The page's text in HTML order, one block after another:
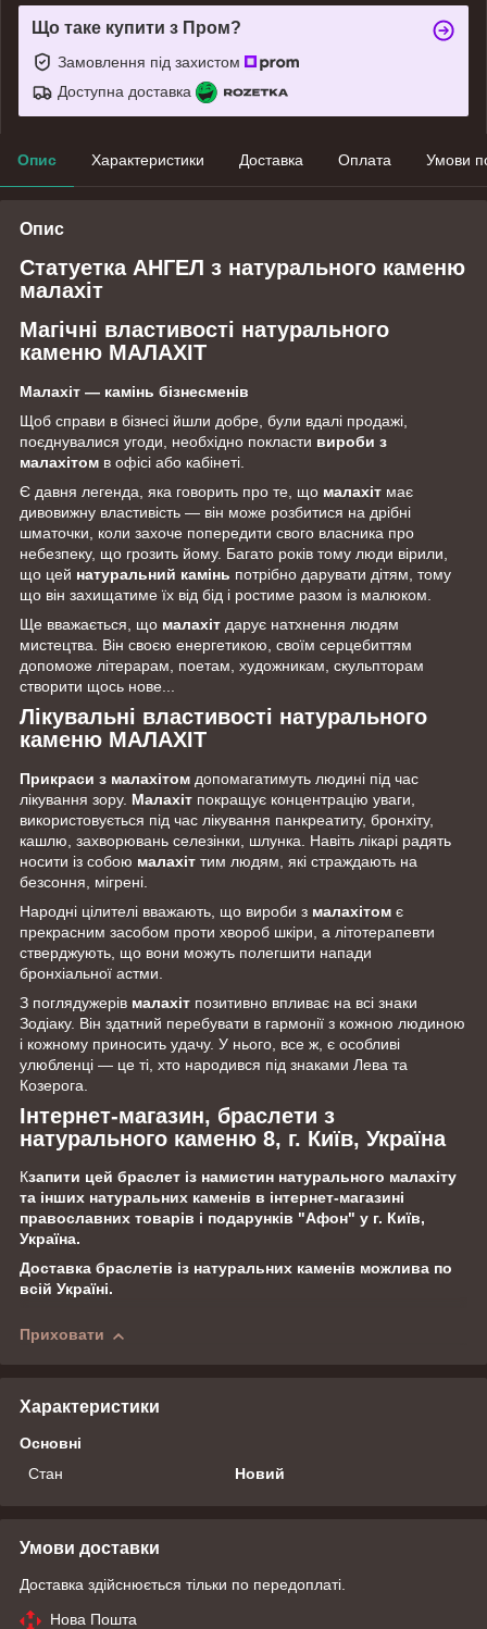
Що таке купити з Пром?
Замовлення під захистом
Доступна доставка
Опис Характеристики Доставка Оплата Умови
Опис
Статуетка АНГЕЛ з натурального каменю
малахіт
Магічні властивості натурального
каменю МАЛАХІТ
Малахіт — камінь бізнесменів
Щоб справи в бізнесі йшли добре, були вдалі продажі,
поєднувалися угоди, необхідно покласти вироби з
малахітом в офісі або кабінеті.
Є давня легенда, яка говорить про те, що малахіт має
дивовижну властивість — він може розбитися на дрібні
шматочки, коли захоче попередити свого власника про
небезпеку, що грозить йому. Багато років тому люди вірили,
що цей натуральний камінь потрібно дарувати дітям, тому
що він захищатиме їх від бід і ростиме разом із малюком.
Ще вважається, що малахіт дарує натхнення людям
мистецтва. Він своєю енергетикою, своїм серцебиттям
допоможе літерарам, поетам, художникам, скульпторам
створити щось нове...
Лікувальні властивості натурального
каменю МАЛАХІТ
Прикраси з малахітом допомагатимуть людині під час
лікування зору. Малахіт покращує концентрацію уваги,
використовується під час лікування панкреатиту, бронхіту,
кашлю, захворювань селезінки, шлунка. Навіть лікарі радять
носити із собою малахіт тим людям, які страждають на
безсоння, мігрені.
Народні цілителі вважають, що вироби з малахітом є
прекрасним засобом проти хвороб шкіри, а літотерапевти
стверджують, що вони можуть полегшити напади
бронхіальної астми.
З поглядужерів малахіт позитивно впливає на всі знаки
Зодіаку. Він здатний перебувати в гармонії з кожною людиною
і кожному приносить удачу. У нього, все ж, є особливі
улюбленці — це ті, хто народився під знаками Лева та
Козерога.
Інтернет-магазин, браслети з
натурального каменю 8, г. Київ, Україна
Кзапити цей браслет із намистин натурального малахіту
та інших натуральних каменів в інтернет-магазині
православних товарів і подарунків "Афон" у г. Київ,
Україна.
Доставка браслетів із натуральних каменів можлива по
всій Україні.
Приховати
Характеристики
Основні
Стан
Новий
Умови доставки
Доставка здійснюється тільки по передоплаті.
Нова Пошта